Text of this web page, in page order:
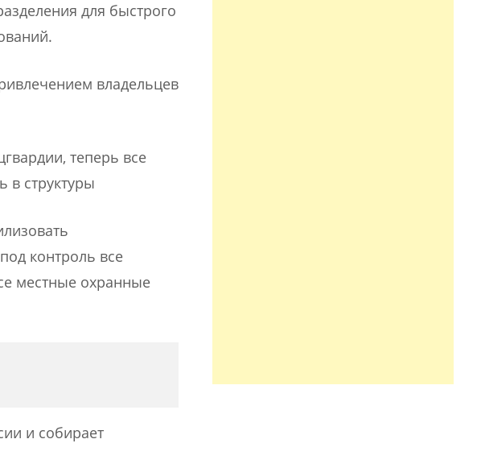
для быстрого
владельцев
теперь все
в структуры
контроль все
местные охранные
и собирает